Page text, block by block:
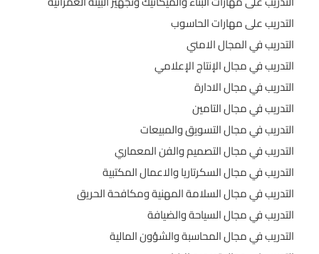
التدريب على مهارات الحاسوب
التدريب في المجال الامني
التدريب في مجال الإنتاج الإعلامي
التدريب في مجال الادارة
التدريب في مجال التامين
التدريب في مجال التسويق والمبيعات
التدريب في مجال التصميم والفن المعماري
التدريب في مجال السكرتاريا والاعمال المكتبية
التدريب في مجال السلامة المهنية ومكافحة الحريق
التدريب في مجال السياحة والضيافة
التدريب في مجال المحاسبة والشؤون المالية